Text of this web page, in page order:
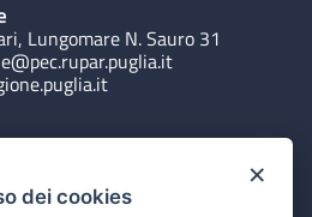
Lungomare N. Sauro 31
×
dei cookies